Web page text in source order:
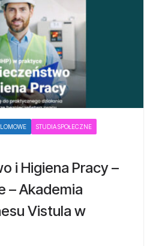
STUDIA SPOŁECZNE
i Higiena Pracy –
– Akademia
Vistula w